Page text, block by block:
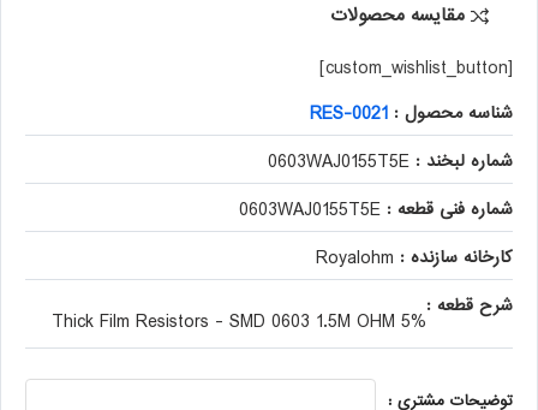
مقایسه محصولات
[custom_wishlist_button]
شناسه محصول : RES-0021
شماره لبخند : 0603WAJ0155T5E
شماره فنی قطعه : 0603WAJ0155T5E
کارخانه سازنده : Royalohm
شرح قطعه :
Thick Film Resistors - SMD 0603 1.5M OHM 5%
توضیحات مشتری :